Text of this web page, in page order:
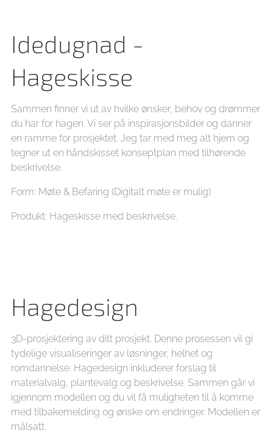
Idedugnad -
Hageskisse
Sammen finner vi ut av hvilke ønsker, behov og drømmer
du har for hagen. Vi ser på inspirasjonsbilder og danner
en ramme for prosjektet. Jeg tar med meg alt hjem og
tegner ut en håndskisset konseptplan med tilhørende
beskrivelse.
Form: Møte & Befaring (Digitalt møte er mulig)
Produkt: Hageskisse med beskrivelse.
Hagedesign
3D-prosjektering av ditt prosjekt. Denne prosessen vil gi
tydelige visualiseringer av løsninger, helhet og
romdannelse. Hagedesign inkluderer forslag til
materialvalg, plantevalg og beskrivelse. Sammen går vi
igjennom modellen og du vil få muligheten til å komme
med tilbakemelding og ønske om endringer. Modellen er
målsatt.